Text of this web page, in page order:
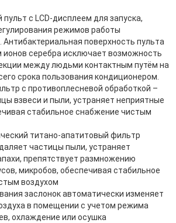
с LCD-дисплеем для запуска,
режимов работы
Антибактериальная поверхность пульта
ионов серебра исключает возможность
между людьми контактным путём на
срока пользования кондиционером.
с противоплесневой обработкой –
взвеси и пыли, устраняет неприятные
стабильное снабжение чистым
титано-апатитовый фильтр
частицы пыли, устраняет
препятствует размножению
микробов, обеспечивая стабильное
воздухом
заслонок автоматически изменяет
в помещении с учетом режима
охлаждение или осушка